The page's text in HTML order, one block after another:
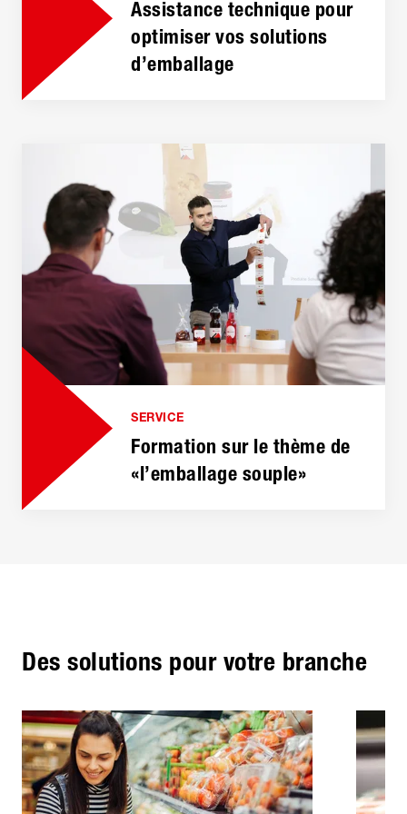
Assistance technique pour
optimiser vos solutions
d’emballage
SERVICE
Formation sur le thème de
«l’emballage souple»
Des solutions pour votre branche